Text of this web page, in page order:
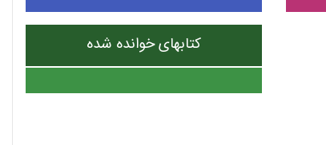
کتابهای خوانده شده